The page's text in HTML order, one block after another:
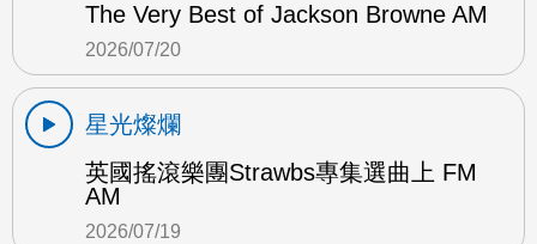
The Very Best of Jackson Browne AM
2026/07/20
星光燦爛
英國搖滾樂團Strawbs專集選曲上 FM
AM
2026/07/19